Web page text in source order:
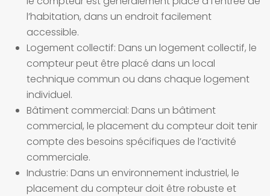
l’habitation, dans un endroit facilement
accessible.
Logement collectif: Dans un logement collectif, le
compteur peut être placé dans un local
technique commun ou dans chaque logement
individuel.
Bâtiment commercial: Dans un bâtiment
commercial, le placement du compteur doit tenir
compte des besoins spécifiques de l’activité
commerciale.
Industrie: Dans un environnement industriel, le
placement du compteur doit être robuste et